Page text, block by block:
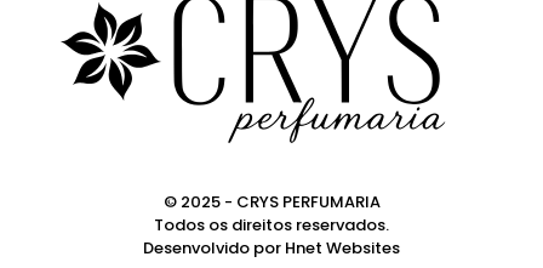
© 2025 - CRYS PERFUMARIA
Todos os direitos reservados.
Desenvolvido por Hnet Websites